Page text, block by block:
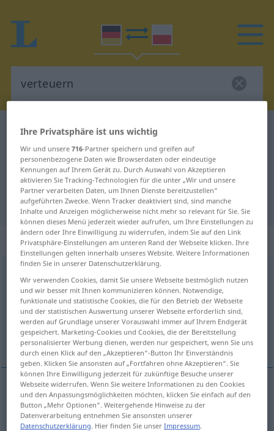
Deutsch-Polnisch Wörterbuch
Deutsch-Polnisch Übersetzung für
"verteuern"
"verteuern" Polnisch Übersetzung
„verteuern“: transitives Verb
Übersicht aller Übersetzungen
(Für mehr Details die Übersetzung anklicken/antippen)
podrażać
podrażać<-drożyć> verteuern
Ihre Privatsphäre ist uns wichtig
Wir und unsere716-Partner speichern und greifen auf
personenbezogene Daten wie Browserdaten oder eindeutige
Kennungen auf Ihrem Gerät zu. Durch Auswahl von Akzeptieren
aktivieren Sie Tracking-Technologien für die unter „Wir und unsere
Partner verarbeiten Daten, um Ihnen Dienste bereitzustellen“
aufgeführten Zwecke. Wenn Tracker deaktiviert sind, sind manche
Inhalte und Anzeigen möglicherweise nicht mehr so relevant für Sie. Sie
können dieses Menü jederzeit wieder aufrufen, um Ihre Einstellungen zu
ändern oder Ihre Einwilligung zu widerrufen, indem Sie auf den Link
Privatsphäre-Einstellungen am unteren Rand der Webseite klicken. Ihre
Einstellungen gelten innerhalb unseres Website. Weitere Informationen
finden Sie in unserer Datenschutzerklärung.
Wir verwenden Cookies, damit Sie unsere Webseite bestmöglich nutzen
und wir besser mit Ihnen kommunizieren können. Notwendige,
funktionale und statistische Cookies, die für den Betrieb der Webseite
und der statistischen Auswertung unserer Webseite erforderlich sind,
werden auf Grundlage unserer Vorauswahl immer auf Ihrem Endgerät
gespeichert. Marketing-Cookies und Cookies, die der Bereitstellung
personalisierter Werbung dienen, werden nur gespeichert, wenn Sie uns
durch einen Klick auf den „Akzeptieren“-Button Ihr Einverständnis
geben. Klicken Sie ansonsten auf „Fortfahren ohne Akzeptieren“. Sie
können Ihre Einwilligung jederzeit für zukünftige Besuche unserer
Webseite widerrufen. Wenn Sie weitere Informationen zu den Cookies
und den Anpassungsmöglichkeiten möchten, klicken Sie einfach auf den
Button „Mehr Optionen“. Weitergehende Hinweise zu der
Datenverarbeitung entnehmen Sie ansonsten unserer
Datenschutzerklärung. Hier finden Sie unserImpressum.